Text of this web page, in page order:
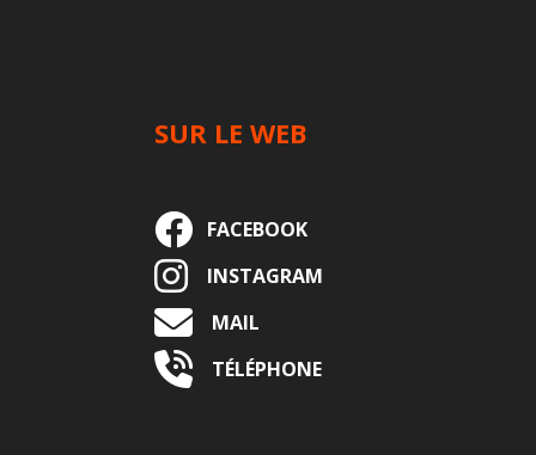
SUR LE WEB
FACEBOOK
INSTAGRAM
MAIL
TÉLÉPHONE